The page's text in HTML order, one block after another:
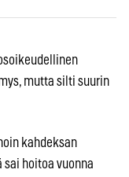
mutta silti suurin
kahdeksan
hoitoa vuonna